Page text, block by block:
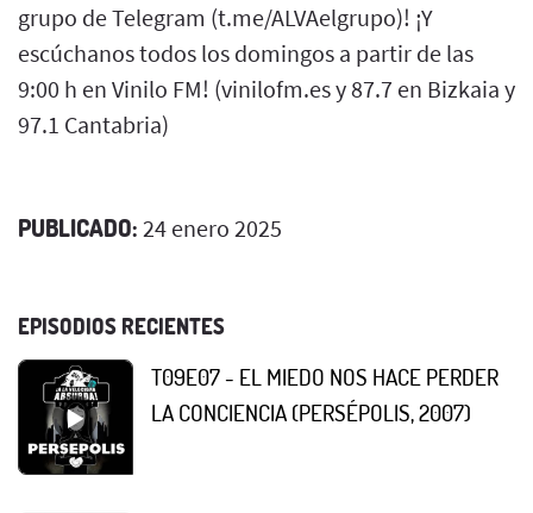
grupo de Telegram (t.me/ALVAelgrupo)! ¡Y
escúchanos todos los domingos a partir de las
9:00 h en Vinilo FM! (vinilofm.es y 87.7 en Bizkaia y
97.1 Cantabria)
PUBLICADO: 24 enero 2025
EPISODIOS RECIENTES
T09E07 - EL MIEDO NOS HACE PERDER
LA CONCIENCIA (PERSÉPOLIS, 2007)